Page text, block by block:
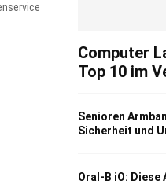
Computer
Top 10 im
Senioren
Sicherheit und
Oral-B iO: